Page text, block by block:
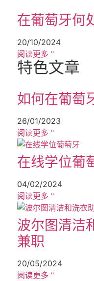
在葡萄牙何
20/10/2024
阅读更多 "
特色文章
如何在葡萄
26/01/2023
阅读更多 "
在线学位葡
04/02/2024
阅读更多 "
波尔图清洁
兼职
20/05/2024
阅读更多 "